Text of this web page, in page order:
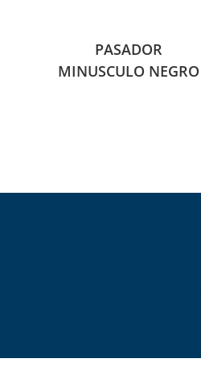
PASADOR
MINUSCULO NEGRO